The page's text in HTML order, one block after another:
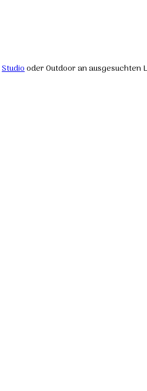
Studiooder Outdoor an